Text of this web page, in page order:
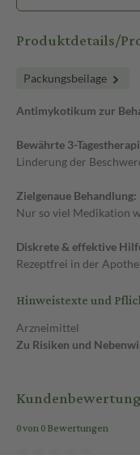
Produktdetails/
Packungsbeilage
Antimykotikum zur
Bewährte 3-
Linderung der
Zielgenaue Behandlung:
Nur so viel Medikation
Diskrete & effektive
Rezeptfrei in der
Hinweistexte und
Arzneimittel
Zu Risiken und
0 von 0 Bewertungen